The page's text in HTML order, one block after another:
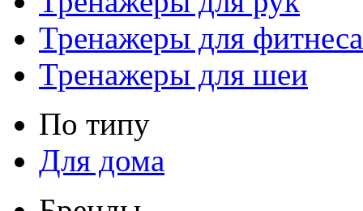
Тренажеры для фитнеса
Тренажеры для шеи
По типу
Для дома